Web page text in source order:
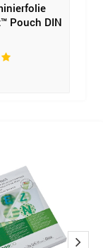
Pouch DIN